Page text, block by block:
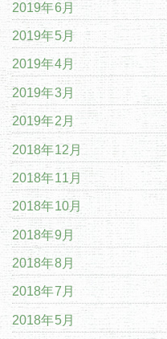
2019年6月
2019年5月
2019年4月
2019年3月
2019年2月
2018年12月
2018年11月
2018年10月
2018年9月
2018年8月
2018年7月
2018年5月